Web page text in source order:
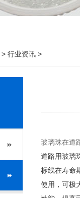
> 行业资讯 >
玻璃珠在道
道路用玻璃
标线在寿命
使用，可极